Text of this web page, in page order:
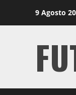
9 Agosto